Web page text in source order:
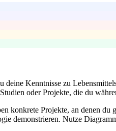
Kenntnisse zu
oder Projekte, die du
konkrete Projekte, an denen
demonstrieren. Nutze